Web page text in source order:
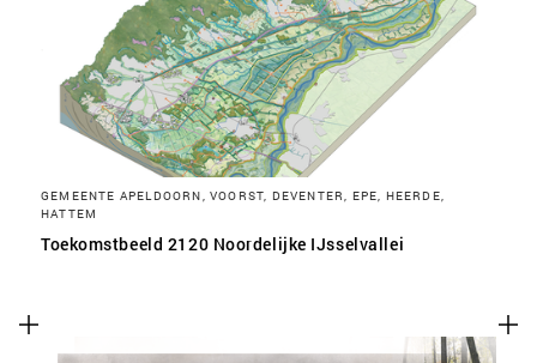
GEMEENTE APELDOORN, VOORST, DEVENTER, EPE, HEERDE,
HATTEM
Toekomstbeeld 2120 Noordelijke IJsselvallei
SLA VOORKEUREN OP